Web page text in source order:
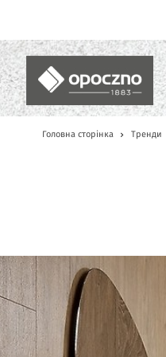
Головна сторінка Тренди